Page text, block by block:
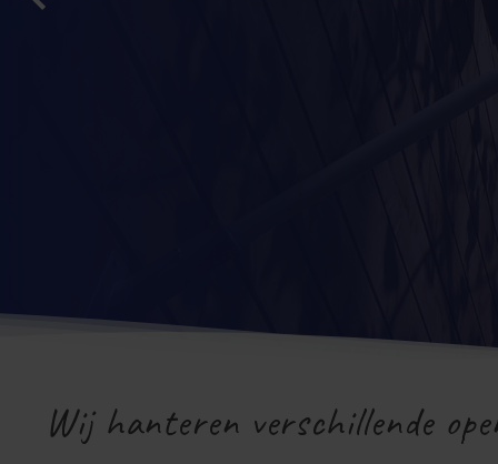
Wij hanteren verschillende